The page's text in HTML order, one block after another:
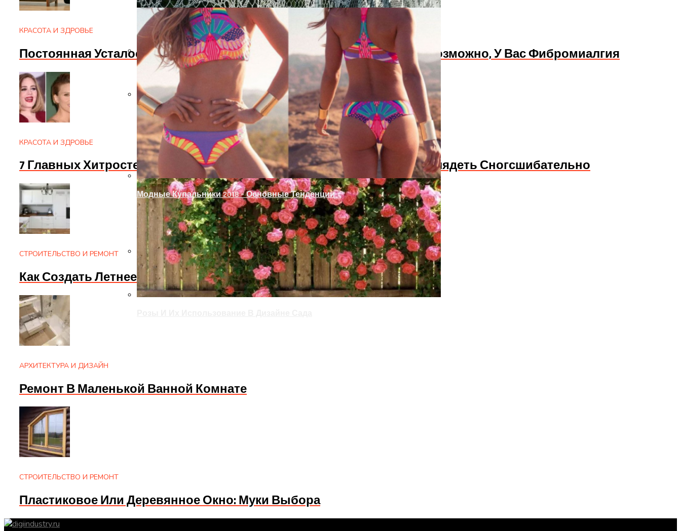
Установка Доборов На Дверь Своими Руками
Замки С Ручкой Для Межкомнатных Дверей
Украшение Забора Из Рабицы Своими Руками
Модные Купальники 2018 – Основные Тенденции
КРАСОТА И ЗДРОВЬЕ
Постоянная Усталость? Апатия И Слабость В Мышцах? Осторожно! Возможно, У Вас Фибромиалгия
КРАСОТА И ЗДРОВЬЕ
7 Главных Хитростей От Стилистов, Которые Помогают Звездам Выглядеть Сногсшибательно
СТРОИТЕЛЬСТВО И РЕМОНТ
Как Создать Летнее Настроение В Очень Маленьком Доме
АРХИТЕКТУРА И ДИЗАЙН
Ремонт В Маленькой Ванной Комнате
СТРОИТЕЛЬСТВО И РЕМОНТ
Пластиковое Или Деревянное Окно: Муки Выбора